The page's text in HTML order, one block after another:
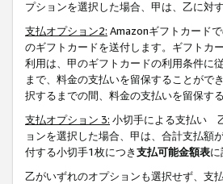
プションを選択した場合、甲は、乙に対
支払オプション2: Amazonギフトカード
のギフトカードを送付します。ギフトカ
利用は、甲のギフトカードの利用条件に
まで、料金の支払いを留保することがで
択するまでの間、料金の支払いを留保す
支払オプション 3: 小切手による支払い
ョンを選択した場合、甲は、合計支払額
付する小切手1枚につき支払可能金額表
乙がいずれのオプションも選択せず、支